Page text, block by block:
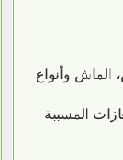
الماش وأنواع
المسببة